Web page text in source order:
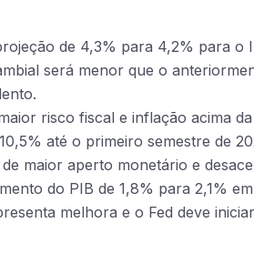
de 4,3% para 4,2% para o
será menor que o
risco fiscal e inflação acima
até o primeiro semestre de
maior aperto monetário e
do PIB de 1,8% para 2,1%
melhora e o Fed deve